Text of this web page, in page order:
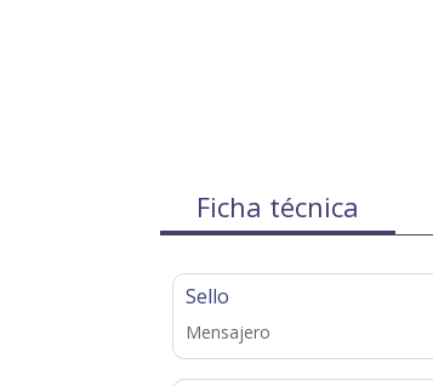
Ficha técnica
Sello
Mensajero